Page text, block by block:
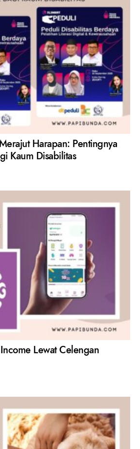
Harapan: Pentingnya
Kaum Disabilitas
Lewat Celengan